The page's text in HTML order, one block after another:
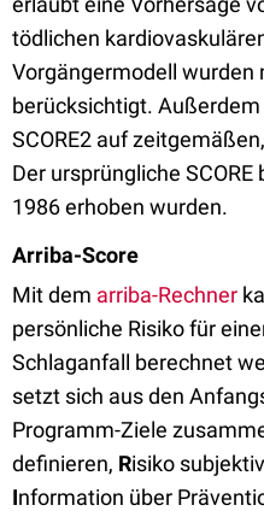
tödlichen
Vorgängermodell wurden
berücksichtigt.
SCORE2 auf
Der ursprüngliche
1986 erhoben wurden.
Arriba-Score
Mit dem arriba-Rechner
persönliche Risiko für
Schlaganfall berechnet
setzt sich aus den
Programm-Ziele
definieren, Risiko
Information über